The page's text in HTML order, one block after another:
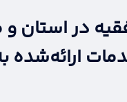
در استان
ارائه‌شده